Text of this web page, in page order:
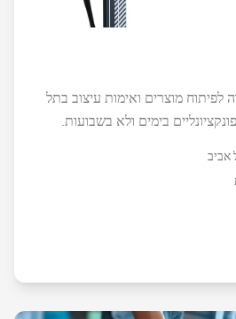
מוצרים ואימות עיצוב בתל
בימים ולא בשבועות.